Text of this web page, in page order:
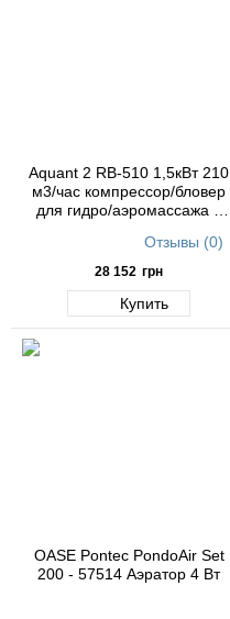
Aquant 2 RB-510 1,5кВт 210
м3/час компрессор/бловер
для гидро/аэромассажа в
Отзывы (0)
28 152 грн
Купить
OASE Pontec PondoAir Set
200 - 57514 Аэратор 4 Вт